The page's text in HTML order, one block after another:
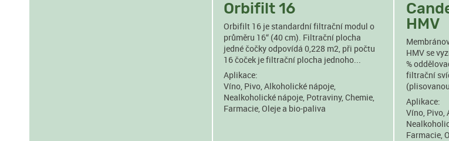
Orbifilt 16
Orbifilt 16 je standardní filtrační modul o
průměru 16“ (40 cm). Filtrační plocha
jedné čočky odpovídá 0,228 m2, při počtu
16 čoček je filtrační plocha jednoho...
Aplikace:
Víno, Pivo, Alkoholické nápoje,
Nealkoholické nápoje, Potraviny, Chemie,
Farmacie, Oleje a bio-paliva
HMV
HMV se
%
filtrační
Aplikace:
Víno, Pivo,
Farmacie,